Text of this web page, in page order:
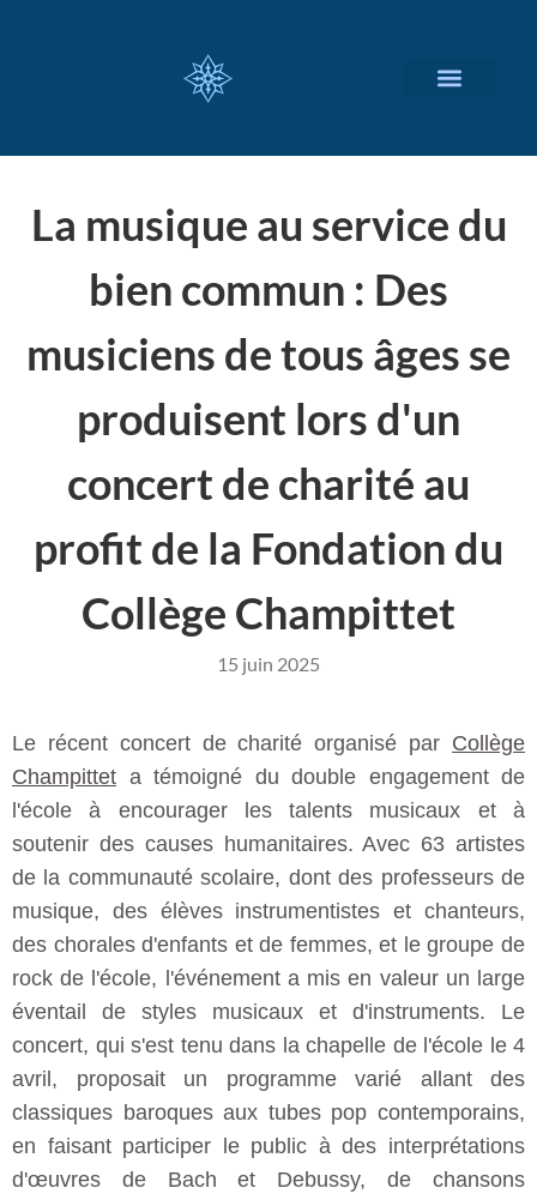
La musique au service du
bien commun : Des
musiciens de tous âges se
produisent lors d'un
concert de charité au
profit de la Fondation du
Collège Champittet
15 juin 2025
Le récent concert de charité organisé par Collège
Champittet a témoigné du double engagement de
l'école à encourager les talents musicaux et à
soutenir des causes humanitaires. Avec 63 artistes
de la communauté scolaire, dont des professeurs de
musique, des élèves instrumentistes et chanteurs,
des chorales d'enfants et de femmes, et le groupe de
rock de l'école, l'événement a mis en valeur un large
éventail de styles musicaux et d'instruments. Le
concert, qui s'est tenu dans la chapelle de l'école le 4
avril, proposait un programme varié allant des
classiques baroques aux tubes pop contemporains,
en faisant participer le public à des interprétations
d'œuvres de Bach et Debussy, de chansons